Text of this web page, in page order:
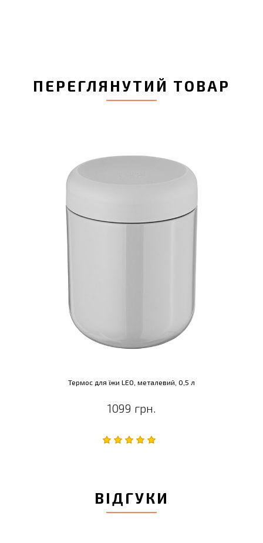
ПЕРЕГЛЯНУТИЙ ТОВАР
Термос для їжи LEO, металевий, 0,5 л
1099 грн.
ВІДГУКИ